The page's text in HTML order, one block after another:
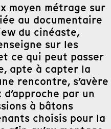
moyen métrage sur
au documentaire
du cinéaste,
sur les
ce qui peut passer
apte à capter la
rencontre, s’avère
par un
à bâtons
choisis pour la